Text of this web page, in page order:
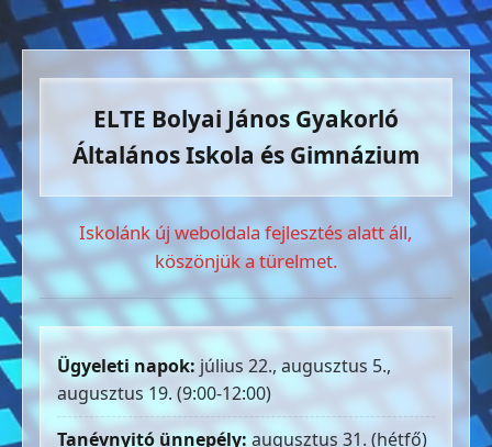
ELTE Bolyai János Gyakorló
Általános Iskola és Gimnázium
Iskolánk új weboldala fejlesztés alatt áll,
köszönjük a türelmet.
Ügyeleti napok: július 22., augusztus 5.,
augusztus 19. (9:00-12:00)
Tanévnyitó ünnepély: augusztus 31. (hétfő)